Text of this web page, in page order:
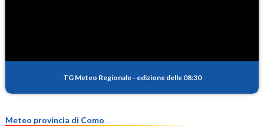
PM25
TG Meteo Regionale - edizione delle 08:30
Meteo provincia di Como